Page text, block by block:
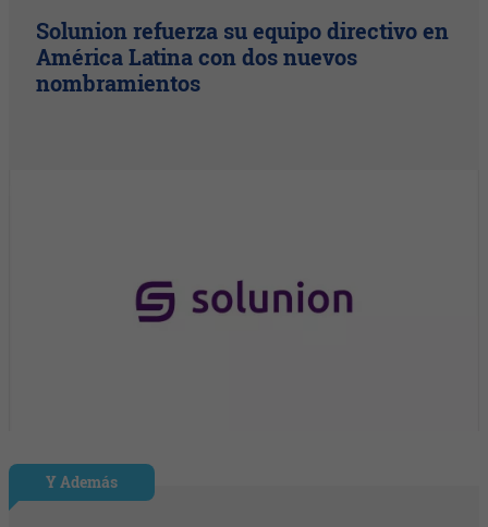
Solunion refuerza su equipo directivo en
América Latina con dos nuevos
nombramientos
Y Además